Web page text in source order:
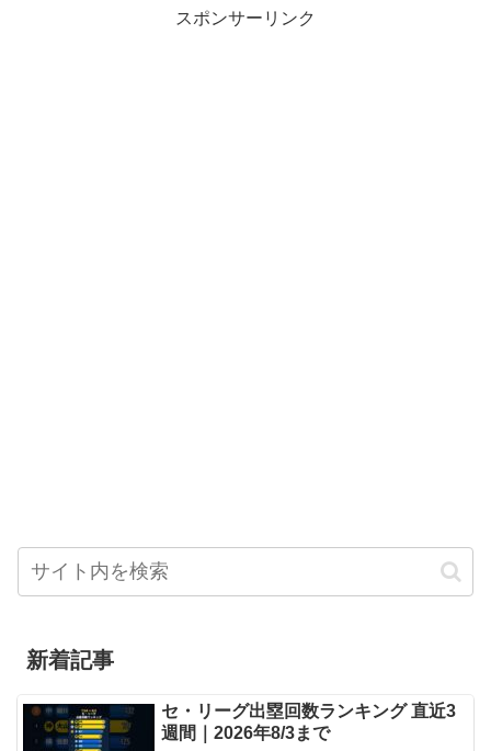
スポンサーリンク
新着記事
セ・リーグ出塁回数ランキング 直近3
週間｜2026年8/3まで